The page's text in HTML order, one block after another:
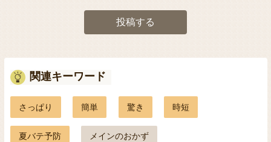
投稿する
関連キーワード
さっぱり 簡単 驚き 時短
夏バテ予防 メインのおかず